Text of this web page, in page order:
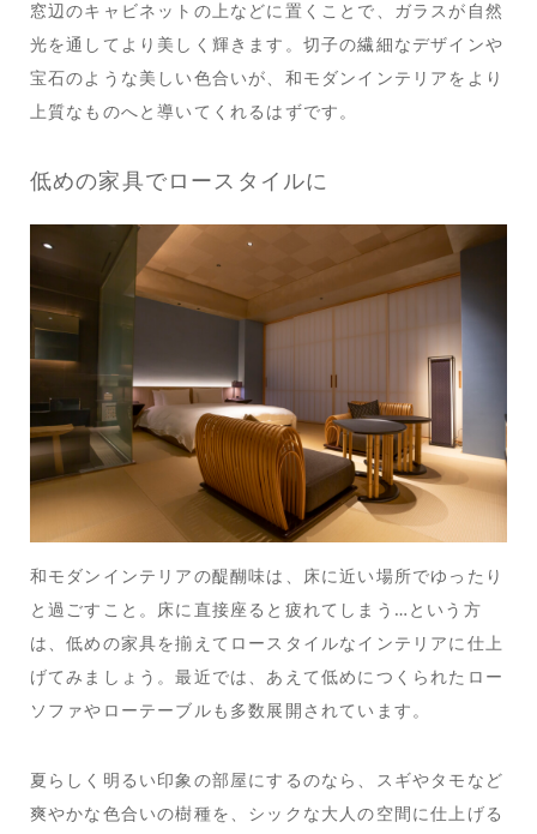
窓辺のキャビネットの上などに置くことで、ガラスが自然
光を通してより美しく輝きます。切子の繊細なデザインや
宝石のような美しい色合いが、和モダンインテリアをより
上質なものへと導いてくれるはずです。
低めの家具でロースタイルに
和モダンインテリアの醍醐味は、床に近い場所でゆったり
と過ごすこと。床に直接座ると疲れてしまう…という方
は、低めの家具を揃えてロースタイルなインテリアに仕上
げてみましょう。最近では、あえて低めにつくられたロー
ソファやローテーブルも多数展開されています。
夏らしく明るい印象の部屋にするのなら、スギやタモなど
爽やかな色合いの樹種を、シックな大人の空間に仕上げる